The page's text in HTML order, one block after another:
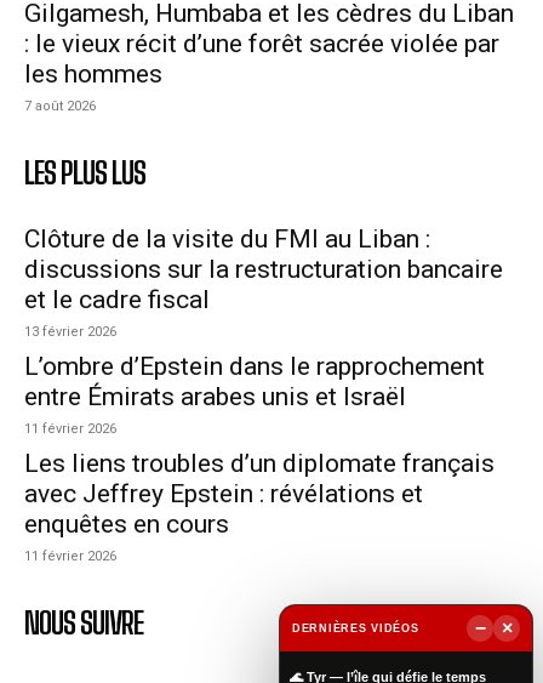
Gilgamesh, Humbaba et les cèdres du Liban
: le vieux récit d’une forêt sacrée violée par
les hommes
7 août 2026
LES PLUS LUS
Clôture de la visite du FMI au Liban :
discussions sur la restructuration bancaire
et le cadre fiscal
13 février 2026
L’ombre d’Epstein dans le rapprochement
entre Émirats arabes unis et Israël
11 février 2026
Les liens troubles d’un diplomate français
avec Jeffrey Epstein : révélations et
enquêtes en cours
11 février 2026
NOUS SUIVRE DERNIÈRES VIDÉOS −
×
🌊 Tyr — l’île qui défie le temps